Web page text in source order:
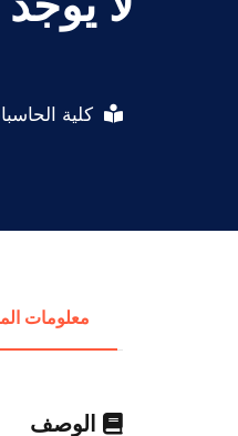
كلية
معلومات
الوصف